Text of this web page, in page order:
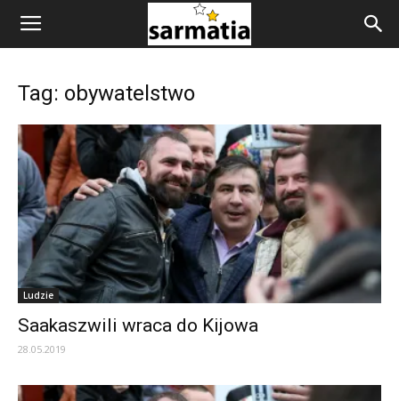
Tag: obywatelstwo
Ludzie
Saakaszwili wraca do Kijowa
28.05.2019